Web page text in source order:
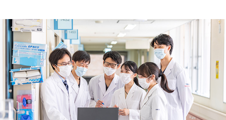
2027年度 研修歯科医採用案内（募集要項）を
更新しました。
→終了しました
2026.05.08
医師臨床研修
医師臨床研修プログラム説明会 参加受付を開
始しました！
→終了しました